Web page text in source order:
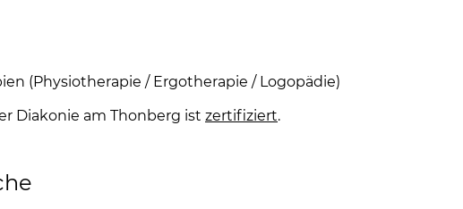
(Physiotherapie / Ergotherapie / Logopädie)
Diakonie am Thonberg ist zertifiziert(Link öffnet einen neuen
.